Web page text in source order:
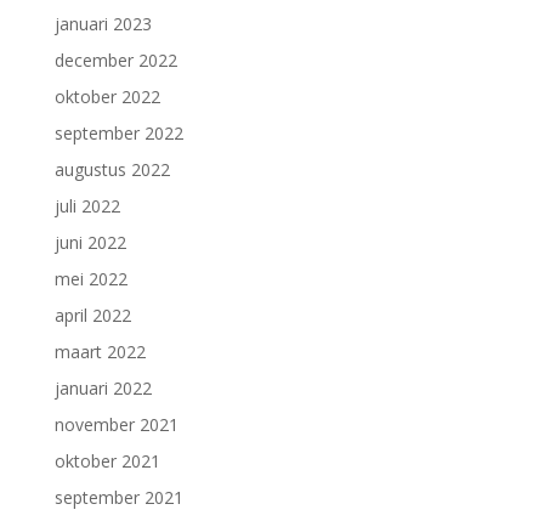
januari 2023
december 2022
oktober 2022
september 2022
augustus 2022
juli 2022
juni 2022
mei 2022
april 2022
maart 2022
januari 2022
november 2021
oktober 2021
september 2021